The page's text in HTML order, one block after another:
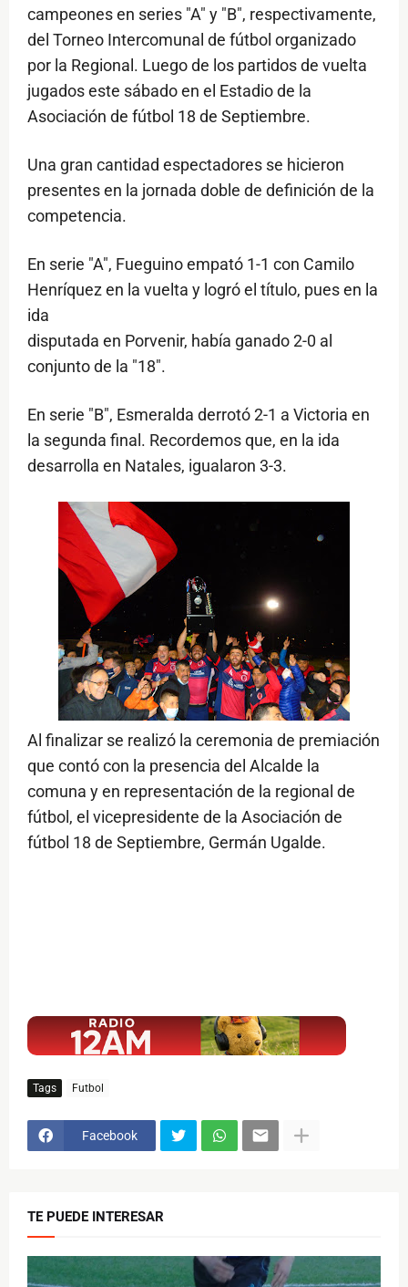
campeones en series "A" y "B", respectivamente,
del Torneo Intercomunal de fútbol organizado
por la Regional. Luego de los partidos de vuelta
jugados este sábado en el Estadio de la
Asociación de fútbol 18 de Septiembre.
Una gran cantidad espectadores se hicieron
presentes en la jornada doble de definición de la
competencia.
En serie "A", Fueguino empató 1-1 con Camilo
Henríquez en la vuelta y logró el título, pues en la
ida
disputada en Porvenir, había ganado 2-0 al
conjunto de la "18".
En serie "B", Esmeralda derrotó 2-1 a Victoria en
la segunda final. Recordemos que, en la ida
desarrolla en Natales, igualaron 3-3.
Al finalizar se realizó la ceremonia de premiación
que contó con la presencia del Alcalde la
comuna y en representación de la regional de
fútbol, el vicepresidente de la Asociación de
fútbol 18 de Septiembre, Germán Ugalde.
Tags Futbol
Facebook
TE PUEDE INTERESAR